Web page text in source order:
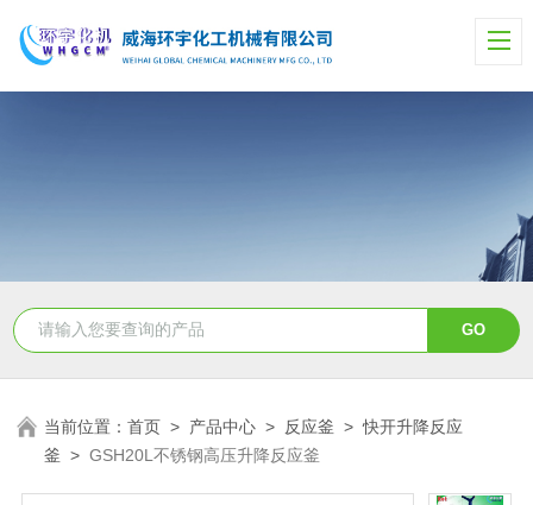
当前位置：首页 > 产品中心 > 反应釜 >快开升降反应
釜 >GSH20L不锈钢高压升降反应釜